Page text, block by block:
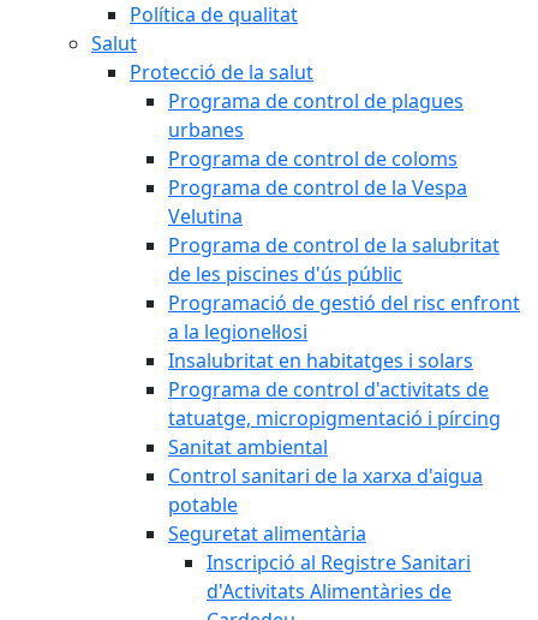
Política de qualitat
Salut
Protecció de la salut
Programa de control de plagues
urbanes
Programa de control de coloms
Programa de control de la Vespa
Velutina
Programa de control de la salubritat
de les piscines d'ús públic
Programació de gestió del risc enfront
a la legionel·losi
Insalubritat en habitatges i solars
Programa de control d'activitats de
tatuatge, micropigmentació i pírcing
Sanitat ambiental
Control sanitari de la xarxa d'aigua
potable
Seguretat alimentària
Inscripció al Registre Sanitari
d'Activitats Alimentàries de